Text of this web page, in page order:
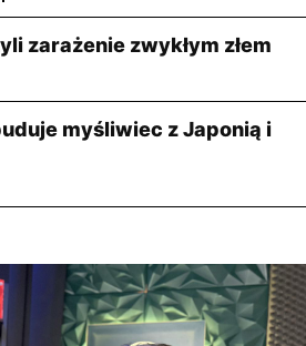
zarażenie zwykłym złem
myśliwiec z Japonią i